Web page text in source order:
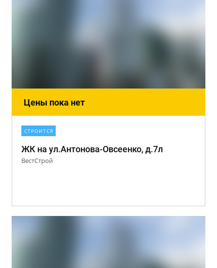
Цены пока нет
СТРОИТСЯ
ЖК на ул.Антонова-Овсеенко, д.7л
ВестСтрой